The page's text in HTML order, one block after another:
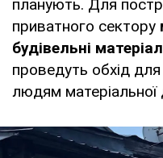
планують. Для
приватного сектору
будівельні
проведуть обхід для
людям матеріальної